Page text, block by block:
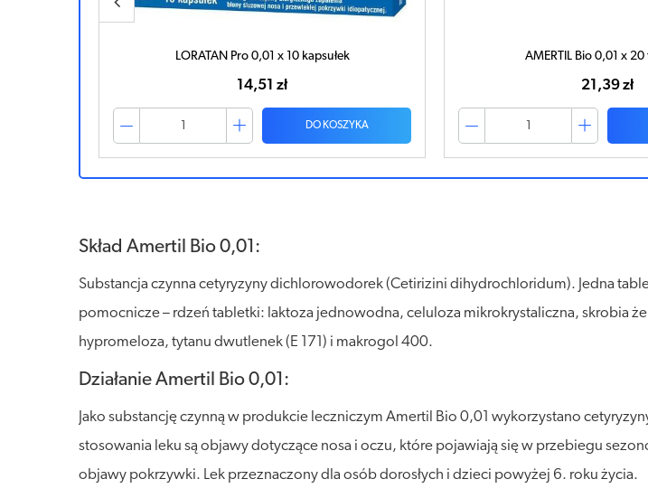
AMERTIL Bio 0,01 x 20 tabletek
21,39 zł
DO KOSZYKA
AMERTIL Bio 0,01 x
16,04 zł
Skład Amertil Bio 0,01:
Substancja czynna cetyryzyny dichlorowodorek (Cetirizini dihydrochloridum). Jedna
pomocnicze – rdzeń tabletki: laktoza jednowodna, celuloza mikrokrystaliczna, skrobia
hypromeloza, tytanu dwutlenek (E 171) i makrogol 400.
Działanie Amertil Bio 0,01:
Jako substancję czynną w produkcie leczniczym Amertil Bio 0,01 wykorzystano
stosowania leku są objawy dotyczące nosa i oczu, które pojawiają się w przebiegu
objawy pokrzywki. Lek przeznaczony dla osób dorosłych i dzieci powyżej 6. roku życia.